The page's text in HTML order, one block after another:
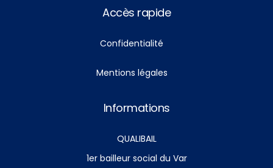
Accès rapide
Confidentialité
Mentions légales
Informations
QUALIBAIL
1er bailleur social du Var